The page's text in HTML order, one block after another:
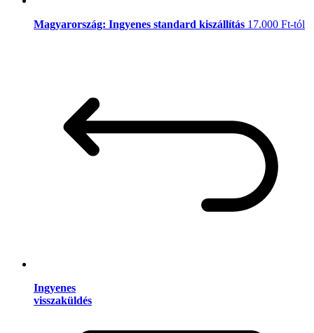
Magyarország: Ingyenes standard kiszállítás 17.000 Ft-tól
Ingyenes
visszaküldés